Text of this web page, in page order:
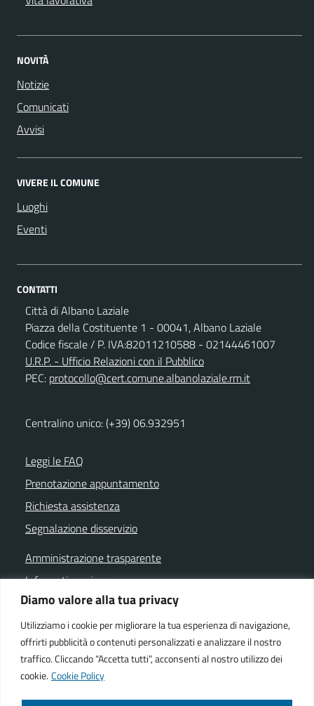
Diamo valore alla tua privacy
Utilizziamo i cookie per migliorare la tua esperienza di navigazione,
offrirti pubblicità o contenuti personalizzati e analizzare il nostro
traffico. Cliccando “Accetta tutti”, acconsenti al nostro utilizzo dei
cookie. Cookie Policy
NOVITÀ
Notizie
Comunicati
Avvisi
VIVERE IL COMUNE
Luoghi
Eventi
CONTATTI
Città di Albano Laziale
Piazza della Costituente 1 - 00041, Albano Laziale
Codice fiscale / P. IVA:82011210588 - 02144461007
U.R.P. - Ufficio Relazioni con il Pubblico
PEC: protocollo@cert.comune.albanolaziale.rm.it
Centralino unico: (+39) 06.932951
Leggi le FAQ
Prenotazione appuntamento
Richiesta assistenza
Segnalazione disservizio
Amministrazione trasparente
Informativa privacy
Note legali
Dichiarazione di accessibilità
Cookie policy